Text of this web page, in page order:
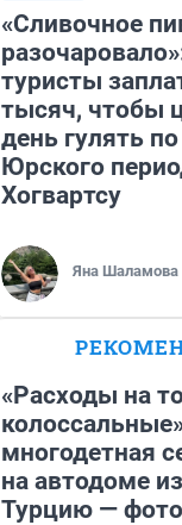
«Сливочное
туристы
тысяч, чтобы
день гулять
Юрского
Хогвартсу
Яна Шаламова
«Расходы на
многодетная
на автодоме
Турцию — фото